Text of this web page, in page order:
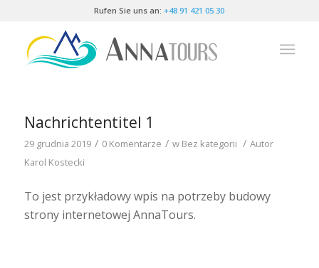
Rufen Sie uns an:+48 91 421 05 30
Nachrichtentitel 1
29 grudnia 2019 / 0 Komentarze / w Bez kategorii / Autor
Karol Kostecki
To jest przykładowy wpis na potrzeby budowy
strony internetowej AnnaTours.